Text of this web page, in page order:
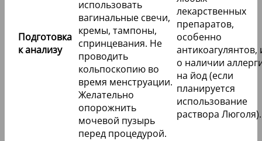
Подготовка
к анализу
использовать
вагинальные свечи,
кремы, тампоны,
спринцевания. Не
проводить
кольпоскопию во
время менструации.
Желательно
опорожнить
мочевой пузырь
перед процедурой.
лекарственных
препаратов,
особенно
антикоагулянтов,
о наличии
на йод (если
планируется
использование
раствора Люголя).